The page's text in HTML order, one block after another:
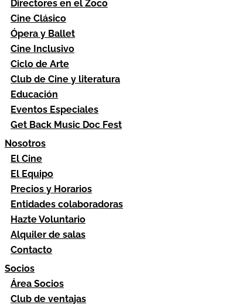
Directores en el Zoco
Cine Clásico
Ópera y Ballet
Cine Inclusivo
Ciclo de Arte
Club de Cine y literatura
Educación
Eventos Especiales
Get Back Music Doc Fest
Nosotros
El Cine
El Equipo
Precios y Horarios
Entidades colaboradoras
Hazte Voluntario
Alquiler de salas
Contacto
Socios
Área Socios
Club de ventajas